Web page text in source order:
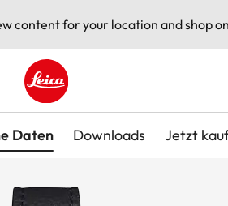
content for your location and shop
Leica logo - Home
Daten Downloads Jetzt